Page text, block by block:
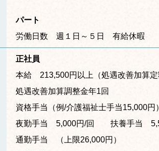
パート
労働日数 週１日～５日 有給休暇
正社員
本給 213,500円以上（処遇改善加算定
処遇改善加算調整金年1回
資格手当（例/介護福祉士手当15,000円）
夜勤手当 5,000円/回 扶養手当
通勤手当 （上限26,000円）